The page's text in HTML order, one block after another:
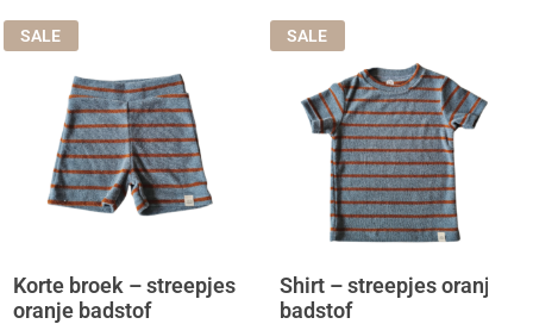
SALE
Korte broek – streepjes
oranje badstof
SALE
Shirt – streepjes oranje
badstof